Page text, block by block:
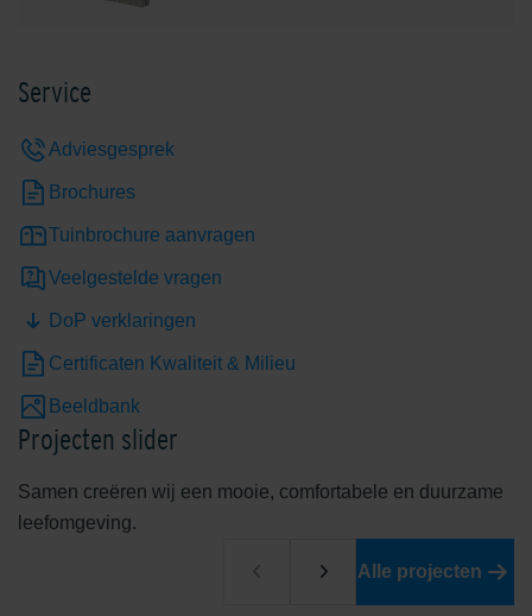
Service
Adviesgesprek
Brochures
Tuinbrochure aanvragen
Veelgestelde vragen
DoP verklaringen
Certificaten Kwaliteit & Milieu
Beeldbank
Projecten slider
Samen creëren wij een mooie, comfortabele en duurzame
leefomgeving.
Alle projecten